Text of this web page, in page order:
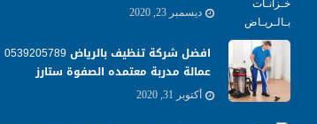
ديسمبر 23, 2020
افضل شركة تنظيف بالرياض 0539205789
عمالة مدربة معتمده الصفوة ستارز
أكتوبر 31, 2020